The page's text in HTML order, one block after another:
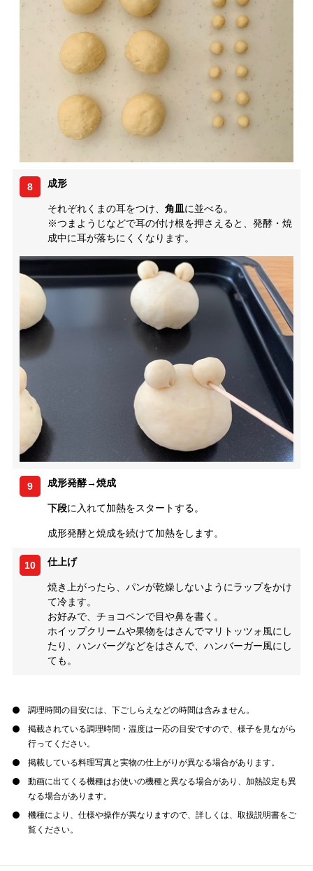
8 成形
それぞれくまの耳をつけ、 角皿に並べる。
※つまようじなどで耳の付け根を押さえると、発酵・焼
成中に耳が落ちにくくなります。
9 成形発酵→焼成
下段に入れて加熱をスタートする。
成形発酵と焼成を続けて加熱をします。
10 仕上げ
焼き上がったら、パンが乾燥しないようにラップをかけ
て冷ます。
お好みで、チョコペンで目や鼻を書く。
ホイップクリームや果物をはさんでマリトッツォ風にし
たり、ハンバーグなどをはさんで、ハンバーガー風にし
ても。
調理時間の目安には、下ごしらえなどの時間は含みません。
掲載されている調理時間・温度は一応の目安ですので、様子を見ながら
行ってください。
掲載している料理写真と実物の仕上がりが異なる場合があります。
動画に出てくる機種はお使いの機種と異なる場合があり、加熱設定も異
なる場合があります。
機種により、仕様や操作が異なりますので、詳しくは、取扱説明書をご
覧ください。